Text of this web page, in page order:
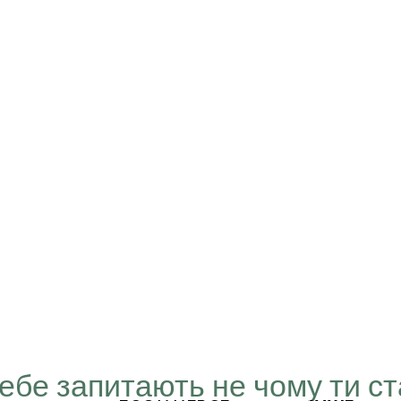
запитають не чому ти